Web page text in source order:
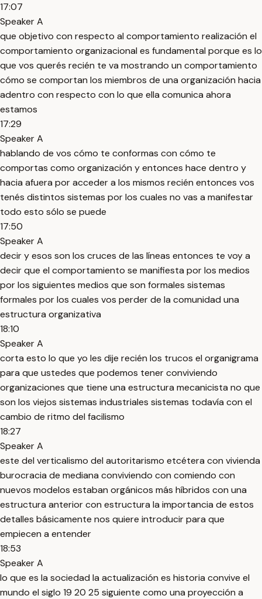
17:07
Speaker A
que objetivo con respecto al comportamiento realización el
comportamiento organizacional es fundamental porque es lo
que vos querés recién te va mostrando un comportamiento
cómo se comportan los miembros de una organización hacia
adentro con respecto con lo que ella comunica ahora
estamos
17:29
Speaker A
hablando de vos cómo te conformas con cómo te
comportas como organización y entonces hace dentro y
hacia afuera por acceder a los mismos recién entonces vos
tenés distintos sistemas por los cuales no vas a manifestar
todo esto sólo se puede
17:50
Speaker A
decir y esos son los cruces de las líneas entonces te voy a
decir que el comportamiento se manifiesta por los medios
por los siguientes medios que son formales sistemas
formales por los cuales vos perder de la comunidad una
estructura organizativa
18:10
Speaker A
corta esto lo que yo les dije recién los trucos el organigrama
para que ustedes que podemos tener conviviendo
organizaciones que tiene una estructura mecanicista no que
son los viejos sistemas industriales sistemas todavía con el
cambio de ritmo del facilismo
18:27
Speaker A
este del verticalismo del autoritarismo etcétera con vivienda
burocracia de mediana conviviendo con comiendo con
nuevos modelos estaban orgánicos más híbridos con una
estructura anterior con estructura la importancia de estos
detalles básicamente nos quiere introducir para que
empiecen a entender
18:53
Speaker A
lo que es la sociedad la actualización es historia convive el
mundo el siglo 19 20 25 siguiente como una proyección a